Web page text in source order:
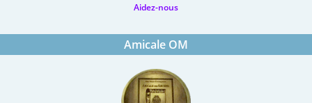
Aidez-nous
Amicale OM